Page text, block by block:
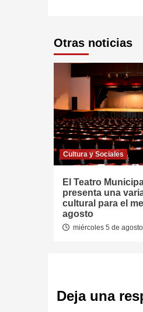
Otras noticias
Cultura y Sociales
El Teatro
presenta una
cultural para el
agosto
miércoles 5 de
Deja una